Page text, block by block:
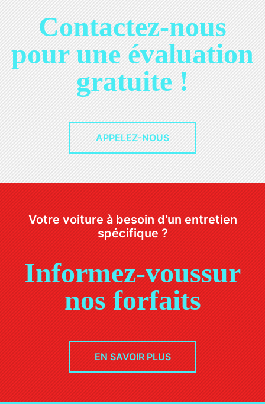
Contactez-nous
pourune évaluation
gratuite !
APPELEZ-NOUS
Votre voiture à besoin d'un entretien
spécifique ?
Informez-voussur
nos forfaits
EN SAVOIR PLUS